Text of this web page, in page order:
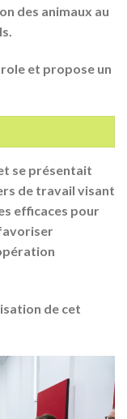
des animaux au
et propose un
se présentait
de travail visant
efficaces pour
de cet